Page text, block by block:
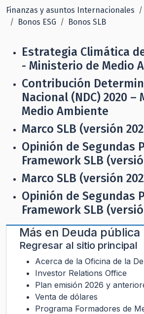
Finanzas y asuntos Internacionales
Bonos ESG
Bonos SLB
Estrategia Climática
- Ministerio de Medio
Contribución
Nacional (NDC) 2020
Medio Ambiente
Marco SLB (versión
Opinión de Segundas
Framework SLB
Marco SLB (versión
Opinión de Segundas
Framework SLB
Más en Deuda pública
Regresar al sitio principal
Acerca de la Oficina de la
Investor Relations Office
Plan emisión 2026 y
Venta de dólares
Programa Formadores de